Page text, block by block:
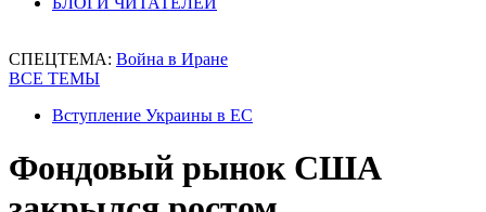
СПЕЦТЕМА: Война в Иране
ВСЕ ТЕМЫ
Вступление Украины в ЕС
Фондовый рынок США